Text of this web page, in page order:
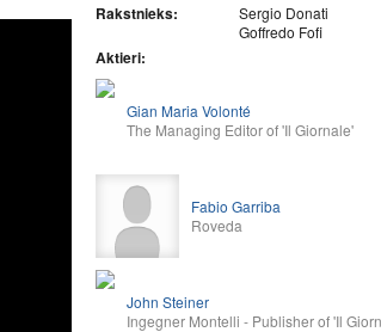
Rakstnieks:
Sergio Donati
Goffredo Fofi
Aktieri:
Gian Maria Volonté
The Managing Editor of 'Il Giornale'
Fabio Garriba
Roveda
John Steiner
Ingegner Montelli - Publisher of 'Il